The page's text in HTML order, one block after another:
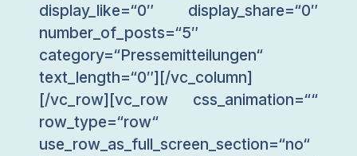
display_like=“0″ display_share=“0″
number_of_posts=“5″
category=“Pressemitteilungen“
text_length=“0″][/vc_column]
[/vc_row][vc_row css_animation=““
row_type=“row“
use_row_as_full_screen_section=“no“